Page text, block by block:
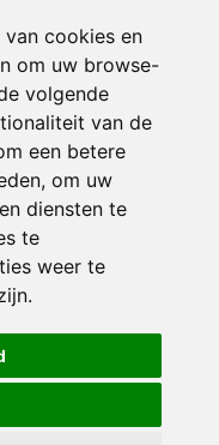
cookies en
om uw browse-
volgende
van de
een betere
, om uw
diensten te
te
weer te
.
voorbehouden
|RSIN en Anbi